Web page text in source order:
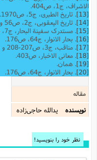
الاشراف، ج1، ص404.
. تاریخ الطبری، ج5، ص1970.
. تاریخ الیعقوبی،‌ ج2، ص56 و العبر، ج1، ص546.
. مستدرک سفینة البحار، ج7، ص107.
. بحار الانوار، ج64، ص176.
. مناقب، ج3، ص207-208 و بحار الانوار، ج45، ص320.
. معانی الاخبار، ص403.
. همان.
. بحار الانوار، ج64، ص176.
مقاله
نویسنده
یدالله حاجی‌زاده
نظر خود را بنویسید!